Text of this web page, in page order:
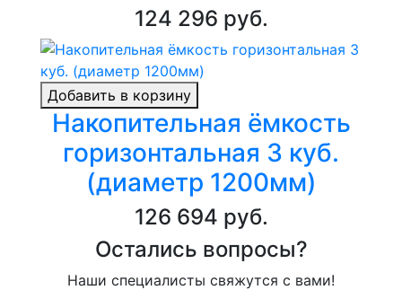
124 296 руб.
Добавить в корзину
Накопительная ёмкость
горизонтальная 3 куб.
(диаметр 1200мм)
126 694 руб.
Остались вопросы?
Наши специалисты свяжутся с вами!